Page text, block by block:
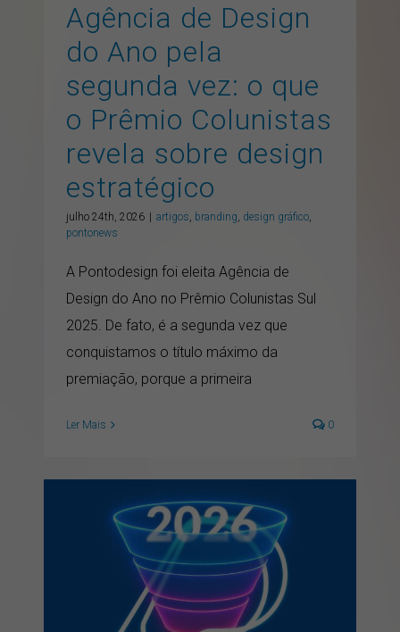
Agência de Design
do Ano pela
segunda vez: o que
o Prêmio Colunistas
revela sobre design
estratégico
julho 24th, 2026 artigos, branding, design gráfico,
pontonews
A Pontodesign foi eleita Agência de
Design do Ano no Prêmio Colunistas Sul
2025. De fato, é a segunda vez que
conquistamos o título máximo da
premiação, porque a primeira
Ler Mais 0
Inbound Marketing em
2026: como era, o que
mudou e como funciona
hoje